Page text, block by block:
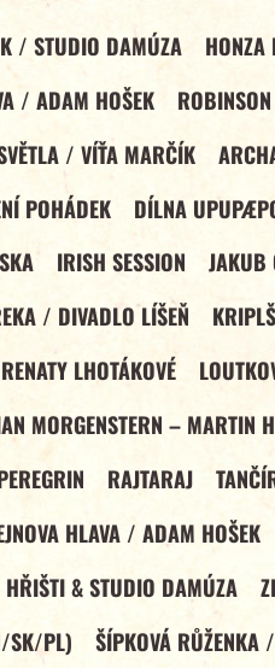
/ STUDIO DAMÚZA
/ ADAM HOŠEK
/ VÍŤA MARČÍK
POHÁDEK DÍLNA
IRISH SESSION
JAKUB
/ DIVADLO LÍŠEŇ
LHOTÁKOVÉ
MORGENSTERN – MARTIN
RAJTARAJ
HLAVA / ADAM HOŠEK
& STUDIO DAMÚZA
SK/PL) ŠÍPKOVÁ RŮŽENKA